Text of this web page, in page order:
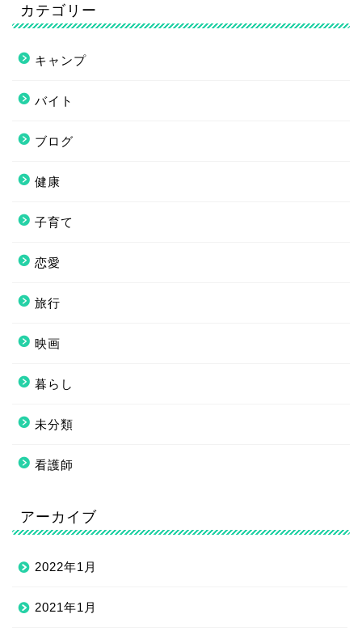
カテゴリー
キャンプ
バイト
ブログ
健康
子育て
恋愛
旅行
映画
暮らし
未分類
看護師
アーカイブ
2022年1月
2021年1月